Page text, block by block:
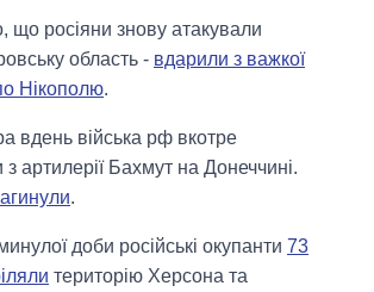
що росіяни знову атакували
область - вдарили з важкої
Нікополю.
вдень війська рф вкотре
з артилерії Бахмут на Донеччині.
.
доби російські окупанти 73
територію Херсона та